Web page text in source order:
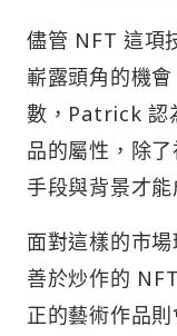
儘管 NFT 這項
嶄露頭角的機
數，Patrick 認
品的屬性，除
手段與背景才
面對這樣的市
善於炒作的
正的藝術作品